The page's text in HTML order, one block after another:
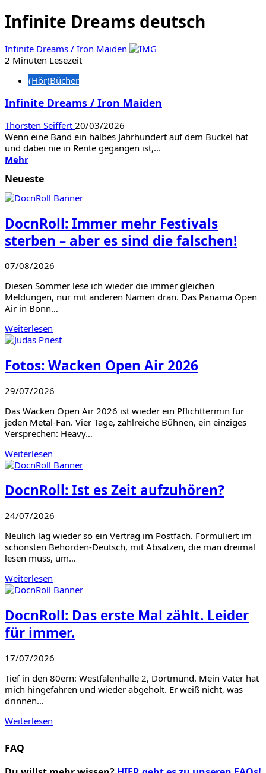
Infinite Dreams deutsch
Infinite Dreams / Iron Maiden
2 Minuten Lesezeit
(Hör)Bücher
Infinite Dreams / Iron Maiden
Thorsten Seiffert 20/03/2026
Wenn eine Band ein halbes Jahrhundert auf dem Buckel hat
und dabei nie in Rente gegangen ist,...
MehrMehr
über
Infinite
Dreams
Iron
Maiden
Neueste
DocnRoll: Immer mehr Festivals
sterben – aber es sind die falschen!
07/08/2026
Diesen Sommer lese ich wieder die immer gleichen
Meldungen, nur mit anderen Namen dran. Das Panama Open
Air in Bonn…
Weiterlesen
Fotos: Wacken Open Air 2026
29/07/2026
Das Wacken Open Air 2026 ist wieder ein Pflichttermin für
jeden Metal-Fan. Vier Tage, zahlreiche Bühnen, ein einziges
Versprechen: Heavy…
Weiterlesen
DocnRoll: Ist es Zeit aufzuhören?
24/07/2026
Neulich lag wieder so ein Vertrag im Postfach. Formuliert im
schönsten Behörden-Deutsch, mit Absätzen, die man dreimal
lesen muss, um…
Weiterlesen
DocnRoll: Das erste Mal zählt. Leider
für immer.
17/07/2026
Tief in den 80ern: Westfalenhalle 2, Dortmund. Mein Vater hat
mich hingefahren und wieder abgeholt. Er weiß nicht, was
drinnen…
Weiterlesen
FAQ